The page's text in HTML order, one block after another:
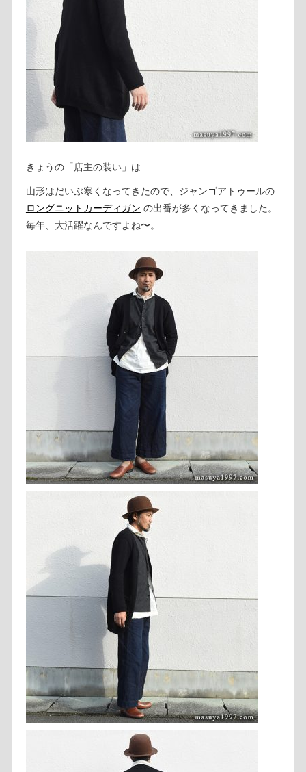
きょうの「店主の装い」は…
山形はだいぶ寒くなってきたので、ジャンゴアトゥールの
ロングニットカーディガン の出番が多くなってきました。
毎年、大活躍なんですよね〜。